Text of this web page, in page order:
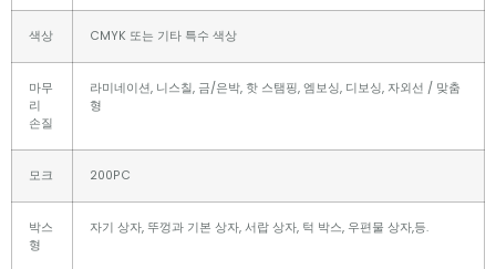
색상 CMYK 또는 기타 특수 색상
마무
리
손질
라미네이션, 니스칠, 금/은박, 핫 스탬핑, 엠보싱, 디보싱, 자외선 / 맞춤
형
모크 200PC
박스
형
자기 상자, 뚜껑과 기본 상자, 서랍 상자, 턱 박스, 우편물 상자,등.